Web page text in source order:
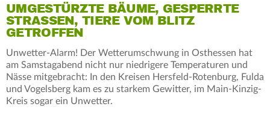
UMGESTÜRZTE BÄUME, GESPERRTE
STRASSEN, TIERE VOM BLITZ G
ETROFFEN
Unwetter-Alarm! Der Wetterumschwung in Osthessen hat
am Samstagabend nicht nur niedrigere Temperaturen und
Nässe mitgebracht: In den Kreisen Hersfeld-Rotenburg, Fulda
und Vogelsberg kam es zu starkem Gewitter, im Main-Kinzig-
Kreis sogar ein Unwetter.